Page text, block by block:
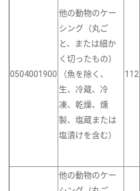
0504001900
他の動物のケー
シング（丸ご
と、または細か
く切ったもの）
（魚を除く、
生、冷蔵、冷
凍、乾燥、燻
製、塩蔵または
塩漬けを含む）
112
他の動物のケー